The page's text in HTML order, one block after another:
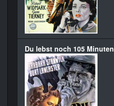
Du lebst noch 105 Minuten